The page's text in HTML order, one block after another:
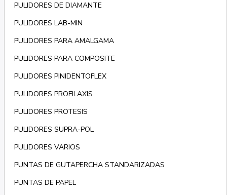
PULIDORES DE DIAMANTE
PULIDORES LAB-MIN
PULIDORES PARA AMALGAMA
PULIDORES PARA COMPOSITE
PULIDORES PINIDENTOFLEX
PULIDORES PROFILAXIS
PULIDORES PROTESIS
PULIDORES SUPRA-POL
PULIDORES VARIOS
PUNTAS DE GUTAPERCHA STANDARIZADAS
PUNTAS DE PAPEL